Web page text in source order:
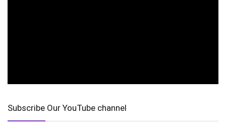
Subscribe Our YouTube channel